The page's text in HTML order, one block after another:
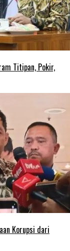
Titipan, Pokir,
Korupsi dari